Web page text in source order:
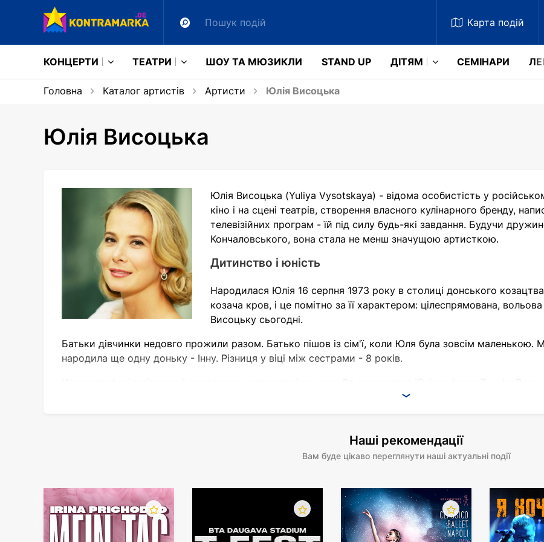
Карта подій
КОНЦЕРТИ ТЕАТРИ ШОУ ТА МЮЗИКЛИ STAND UP ДІТЯМ СЕМІНАРИ
Головна Каталог артистів Артисти Юлія Висоцька
Юлія Висоцька
Юлія Висоцька (Yuliya Vysotskaya) - відома особистість у
кіно і на сцені театрів, створення власного кулінарного бренду,
телевізійних програм - їй під силу будь-які завдання. Будучи
Кончаловського, вона стала не менш значущою артисткою.
Дитинство і юність
Народилася Юлія 16 серпня 1973 року в столиці донського
козача кров, і це помітно за її характером: цілеспрямована,
Висоцьку сьогодні.
Батьки дівчинки недовго прожили разом. Батько пішов із сім'ї, коли Юля була зовсім маленькою.
народила ще одну доньку - Інну. Різниця у віці між сестрами - 8 років.
Затримавшись у Тбілісі на два роки, дівчинка із задоволенням відвідувала музичну школу. Атестат
Питання про вибір професії у Юлії не виникало: вона з ранніх років мріяла про велику театральну
юриспруденція. Але зраджувати дитячу мрію вона не стала, а підкорювати столичні виші не
мистецтв стала її першим вибором і одразу вдалим - вона одразу ж вступила.
Світ кіно і театру в житті Висоцької
Після закінчення акторського факультету Юлія отримала запрошення працювати в Білоруському
Яценюка. Я. Купали. Але через відсутність громадянства Білорусі її не могли офіційно
Наші рекомендації
Вам буде цікаво переглянути наші актуальні події